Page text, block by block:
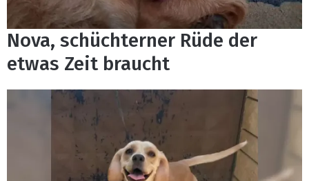
Nova, schüchterner Rüde der
etwas Zeit braucht